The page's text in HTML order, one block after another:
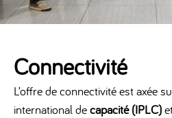
Connectivité
L’offre de connectivité est axée
international decapacité (IPLC)